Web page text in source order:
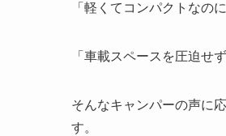
「軽くてコンパクトなの
「車載スペースを圧迫せ
そんなキャンパーの声に応
す。